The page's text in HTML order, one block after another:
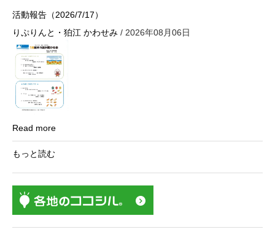
活動報告（2026/7/17）
りぷりんと・狛江 かわせみ / 2026年08月06日
Read more
もっと読む